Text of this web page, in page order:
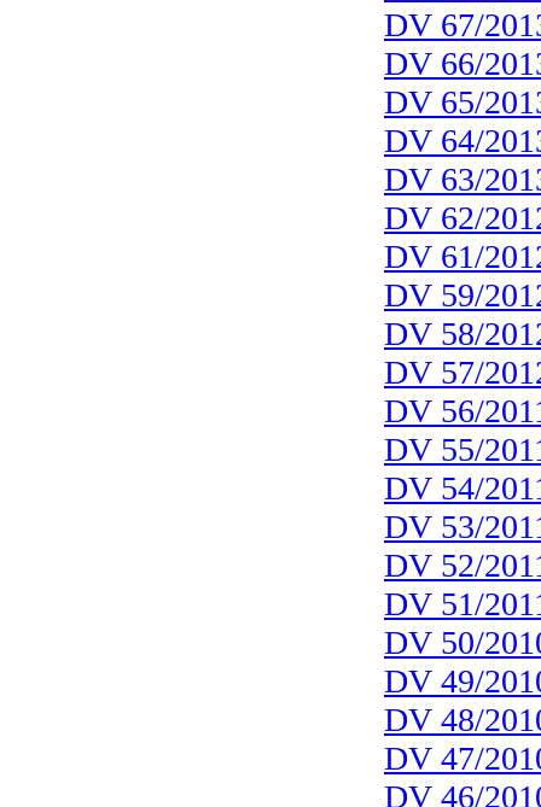
DV 67/
DV 66/
DV 65/
DV 64/
DV 63/
DV 62/
DV 61/
DV 59/
DV 58/
DV 57/
DV 56/
DV 55/
DV 54/
DV 53/
DV 52/
DV 51/
DV 50/
DV 49/
DV 48/
DV 47/
DV 46/